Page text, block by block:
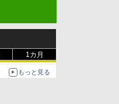
1カ月
もっと見る